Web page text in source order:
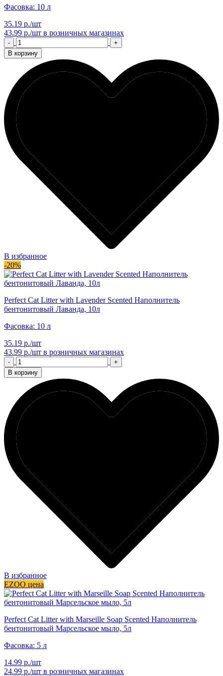
Фасовка: 10 л
35.19 р./шт
43.99 р./шт в розничных магазинах
-
+
В корзину
В избранное
-20%
Perfect Cat Litter with Lavender Scented Наполнитель
бентонитовый Лаванда, 10л
Фасовка: 10 л
35.19 р./шт
43.99 р./шт в розничных магазинах
-
+
В корзину
В избранное
EZOO цена
Perfect Cat Litter with Marseille Soap Scented Наполнитель
бентонитовый Марсельское мыло, 5л
Фасовка: 5 л
14.99 р./шт
24.99 р./шт в розничных магазинах